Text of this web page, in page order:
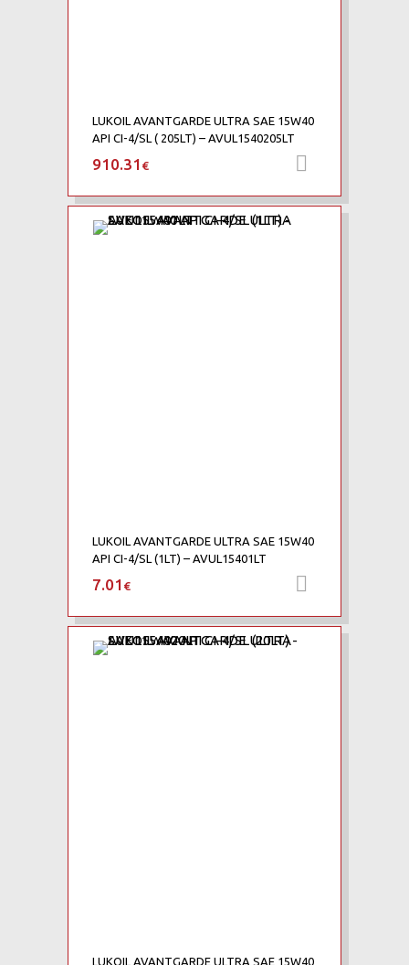
LUKOIL AVANTGARDE ULTRA SAE 15W40
API CI-4/SL ( 205LT) – AVUL1540205LT
910.31€
LUKOIL AVANTGARDE ULTRA SAE 15W40
API CI-4/SL (1LT) – AVUL15401LT
7.01€
LUKOIL AVANTGARDE ULTRA SAE 15W40